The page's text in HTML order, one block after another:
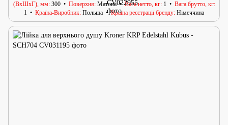
(ВхШхГ), мм 300 Поверхня Матова Вага нетто, кг 1
Вага брутто, кг
1
Країна-Виробник Польща Країна реєстрації бренду Німеччина